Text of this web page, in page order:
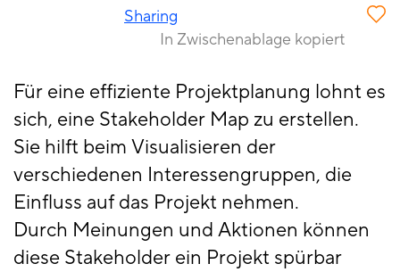
Sharing
In Zwischenablage kopiert
Für eine effiziente Projektplanung lohnt es
sich, eine Stakeholder Map zu erstellen.
Sie hilft beim Visualisieren der
verschiedenen Interessengruppen, die
Einfluss auf das Projekt nehmen.
Durch Meinungen und Aktionen können
diese Stakeholder ein Projekt spürbar